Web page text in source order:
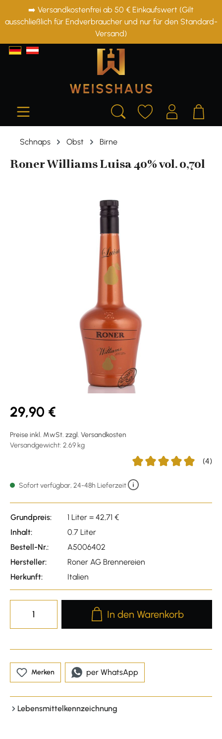
springen
➡️ Versandkostenfrei ab 50 € Einkaufswert (Gilt
ausschließlich für Endverbraucher und nur für den Standard-
Versand)
Schnaps Obst Birne
Roner Williams Luisa 40% vol. 0,70l
29,90 €
Preise inkl. MwSt. zzgl. Versandkosten
Versandgewicht: 2.69 kg
(4)
Sofort verfügbar, 24-48h Lieferzeit
Grundpreis:
1 Liter = 42,71 €
Inhalt:
0.7 Liter
Bestell-Nr.:
A5006402
Hersteller:
Roner AG Brennereien
Herkunft:
Italien
Produkt Anzahl: Gib den
In den Warenkorb
Merken per WhatsApp
Lebensmittelkennzeichnung